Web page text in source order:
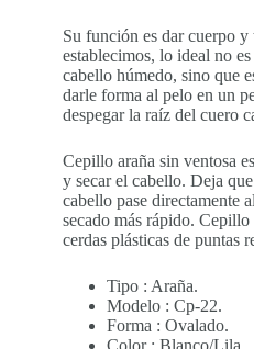
Su función es dar cuerpo
establecimos, lo ideal no
cabello húmedo, sino que
darle forma al pelo en un
despegar la raíz del cuero
Cepillo araña sin ventosa
y secar el cabello. Deja
cabello pase directamente
secado más rápido.
cerdas plásticas de puntas
Tipo : Araña.
Modelo : Cp-22.
Forma : Ovalado.
Color : Blanco/Lila.